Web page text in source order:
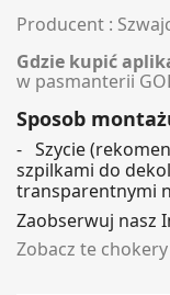
Producent :
Gdzie kupić
w pasmanterii
Sposob
- Szycie
szpilkami do
transparentnymi
Zaobserwuj nasz
Zobacz te